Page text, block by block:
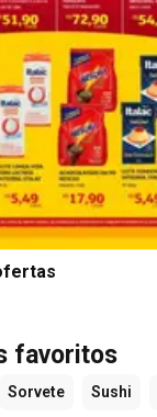
favoritos
Sorvete Sushi